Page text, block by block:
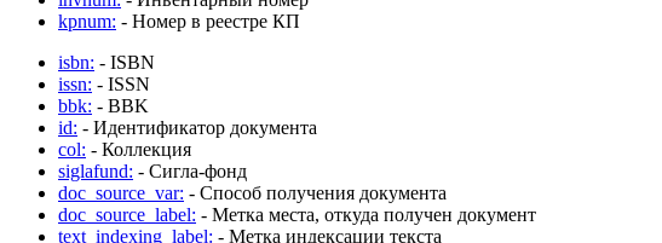
kpnum: - Номер в реестре КП
isbn: - ISBN
issn: - ISSN
bbk: - BBK
id: - Идентификатор документа
col: - Коллекция
siglafund: - Сигла-фонд
doc_source_var: - Способ получения документа
doc_source_label: - Метка места, откуда получен документ
text_indexing_label: - Метка индексации текста